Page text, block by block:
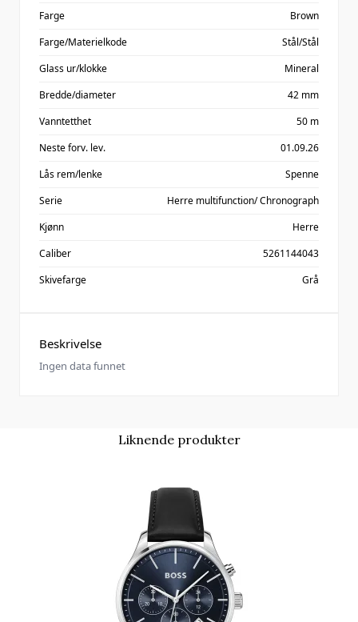
Beskrivelse
Ingen data funnet
Farge
Brown
Farge/Materielkode
Stål/Stål
Glass ur/klokke
Mineral
Bredde/diameter
42 mm
Vanntetthet
50 m
Neste forv. lev.
01.09.26
Lås rem/lenke
Spenne
Serie
Herre multifunction/ Chronograph
Kjønn
Herre
Caliber
5261144043
Skivefarge
Grå
Liknende produkter